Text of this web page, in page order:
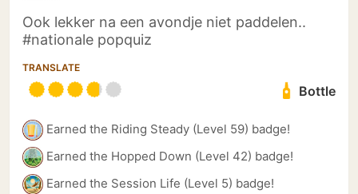
Ook lekker na een avondje niet paddelen..
#nationale popquiz
TRANSLATE
Bottle
Earned the Riding Steady (Level 59) badge!
Earned the Hopped Down (Level 42) badge!
Earned the Session Life (Level 5) badge!